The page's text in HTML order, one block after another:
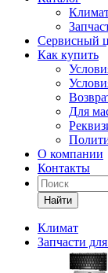
Сервисный
Как купить
Для
О компании
Контакты
Найти
Климат
Запчасти